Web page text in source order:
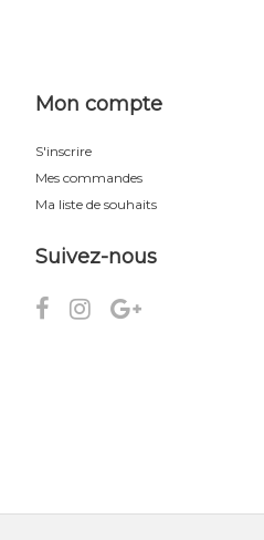
Mon compte
S'inscrire
Mes commandes
Ma liste de souhaits
Suivez-nous